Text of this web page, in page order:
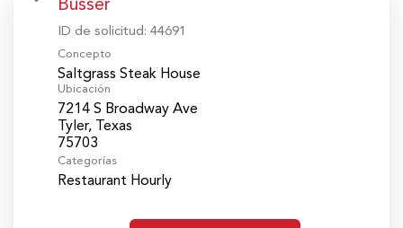
ID de solicitud: 44691
Concepto
Saltgrass Steak House
Ubicación
7214 S Broadway Ave
Tyler, Texas
Categorías
Restaurant Hourly